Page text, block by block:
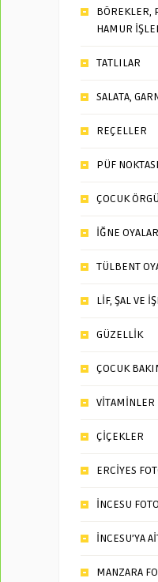
BÖREKLER,
HAMUR
TATLILAR
SALATA,
REÇELLER
PÜF NOKTASI
ÇOCUK
İĞNE
TÜLBENT
LİF, ŞAL VE
GÜZELLİK
ÇOCUK
VİTAMİNLER
ÇİÇEKLER
ERCİYES
İNCESU
İNCESU’YA
MANZARA